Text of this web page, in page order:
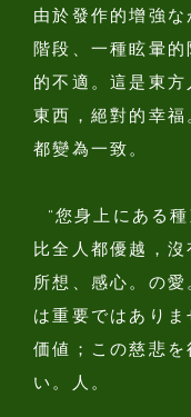
由於發作的增強
階段、一種眩暈
的不適。這是東
東西，絕對的幸
都變為一致。
“您身上にある
比全人都優越，
所想、感心。の
は重要ではあり
価値；この慈悲を
い。人。